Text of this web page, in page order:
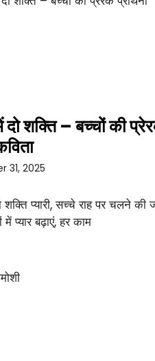
दो शक्ति – बच्चों की
31, 2025
प्यारी, सच्चे राह पर चलने की
प्यार बढ़ाएं, हर काम